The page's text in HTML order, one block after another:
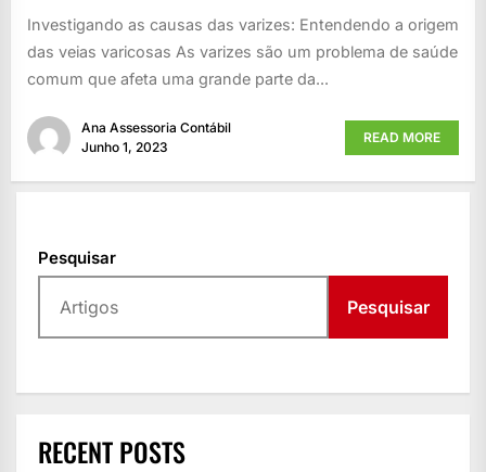
Investigando as causas das varizes: Entendendo a origem
das veias varicosas As varizes são um problema de saúde
comum que afeta uma grande parte da...
Ana Assessoria Contábil
Junho 1, 2023
READ MORE
Pesquisar
Pesquisar
RECENT POSTS